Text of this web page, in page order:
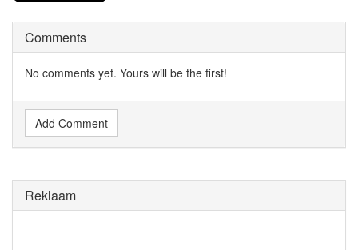
Comments
No comments yet. Yours will be the first!
Add Comment
Reklaam